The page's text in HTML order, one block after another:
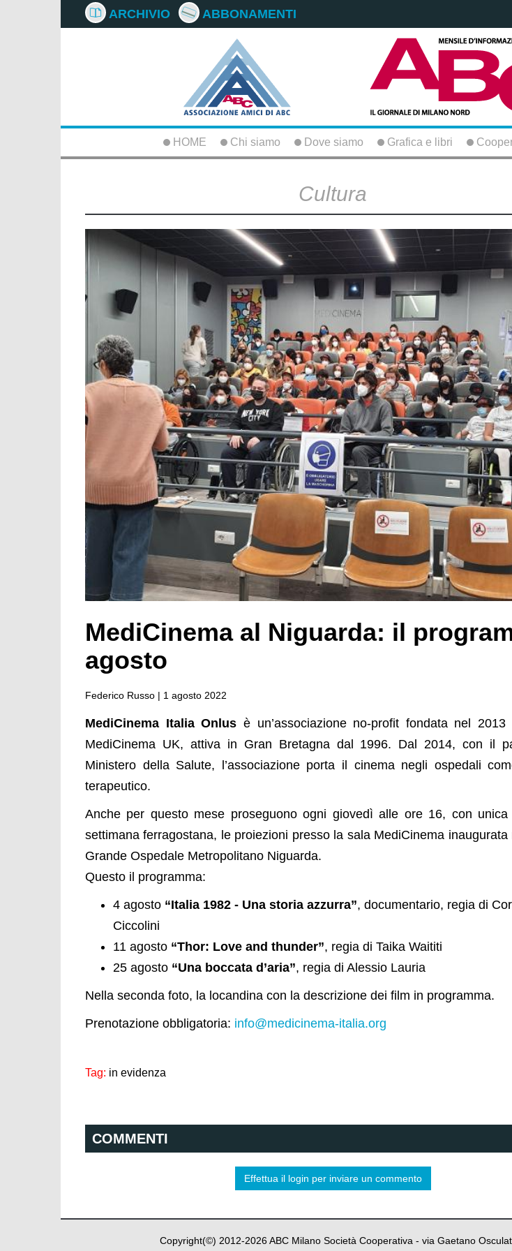
ARCHIVIO ABBONAMENTI
HOME Chi siamo Dove siamo Grafica e libri
Cultura
MediCinema al Niguarda: il
agosto
Federico Russo | 1 agosto 2022
MediCinema Italia Onlus è un’associazione no-profit fondata nel
MediCinema UK, attiva in Gran Bretagna dal 1996. Dal 2014, con il
Ministero della Salute, l’associazione porta il cinema negli ospedali
terapeutico.
Anche per questo mese proseguono ogni giovedì alle ore 16, con unica
settimana ferragostana, le proiezioni presso la sala MediCinema inaugurata
Grande Ospedale Metropolitano Niguarda.
Questo il programma:
4 agosto “Italia 1982 - Una storia azzurra”, documentario, regia di
Ciccolini
11 agosto “Thor: Love and thunder”, regia di Taika Waititi
25 agosto “Una boccata d’aria”, regia di Alessio Lauria
Nella seconda foto, la locandina con la descrizione dei film in programma.
Prenotazione obbligatoria: info@medicinema-italia.org
Tag: in evidenza
COMMENTI
Effettua il login per inviare un commento
Copyright(©) 2012-2026ABC Milano Società Cooperativa - via Gaetano